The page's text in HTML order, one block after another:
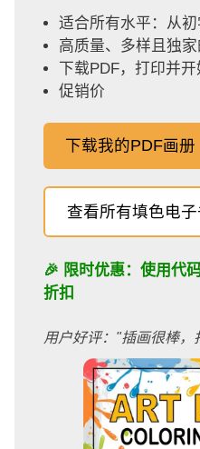
适合所有水平：从
高质量、多样且独
下载PDF，打印并开
促销价
下载我的PDF画册
查看所有填色电子
🎉 限时优惠：使用代
折扣
用户好评："插画很棒，